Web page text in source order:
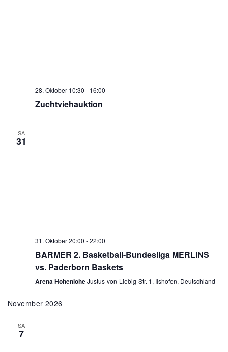
28. Oktober|10:30 - 16:00
Zuchtviehauktion
SA
31
31. Oktober|20:00 -22:00
BARMER 2. Basketball-Bundesliga MERLINS
vs. Paderborn Baskets
Arena HohenloheJustus-von-Liebig-Str. 1, Ilshofen, Deutschland
November 2026
SA
7